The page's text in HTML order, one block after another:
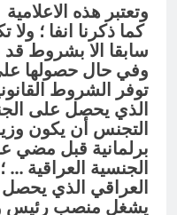
وتعتبر هذه
كما ذكرنا انفا ؛
سابقا الا بشروط قد
وفي حال حصولها
توفر الشروط
الذي يحصل على
التجنس أن يكون
برلمانية قبل
الجنسية العراقية …
العراقي الذي
يشغل منصب رئيس